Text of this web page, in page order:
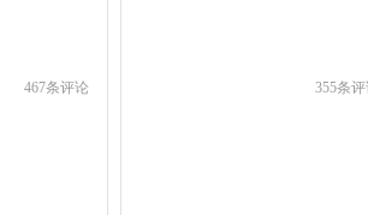
467条评论 355条